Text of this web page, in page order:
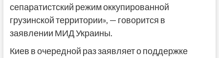
сепаратистский режим оккупированной
грузинской территории», — говорится в
заявлении МИД Украины.
Киев в очередной раз заявляет о поддержке